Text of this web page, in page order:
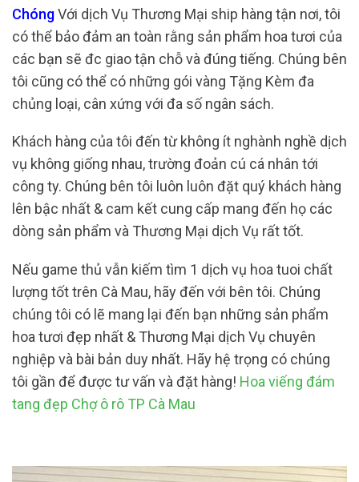
ChóngVới dịch Vụ Thương Mại ship hàng tận nơi, tôi
có thể bảo đảm an toàn rằng sản phẩm hoa tươi của
các bạn sẽ đc giao tận chỗ và đúng tiếng. Chúng bên
tôi cũng có thể có những gói vàng Tặng Kèm đa
chủng loại, cân xứng với đa số ngân sách.
Khách hàng của tôi đến từ không ít nghành nghề dịch
vụ không giống nhau, trường đoản cú cá nhân tới
công ty. Chúng bên tôi luôn luôn đặt quý khách hàng
lên bậc nhất & cam kết cung cấp mang đến họ các
dòng sản phẩm và Thương Mại dịch Vụ rất tốt.
Nếu game thủ vẫn kiếm tìm 1 dịch vụ hoa tuoi chất
lượng tốt trên Cà Mau, hãy đến với bên tôi. Chúng
chúng tôi có lẽ mang lại đến bạn những sản phẩm
hoa tươi đẹp nhất & Thương Mại dịch Vụ chuyên
nghiệp và bài bản duy nhất. Hãy hệ trọng có chúng
tôi gần để được tư vấn và đặt hàng! Hoa viếng đám
tang đẹp Chợ ô rô TP Cà Mau